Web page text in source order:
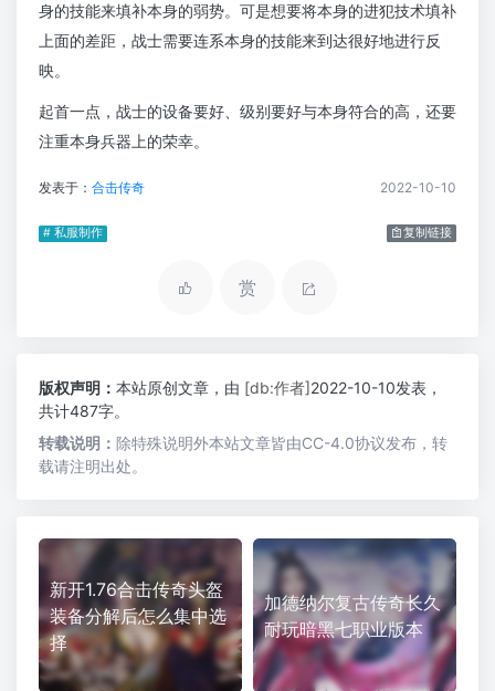
身的技能来填补本身的弱势。可是想要将本身的进犯技术填补
上面的差距，战士需要连系本身的技能来到达很好地进行反
映。
起首一点，战士的设备要好、级别要好与本身符合的高，还要
注重本身兵器上的荣幸。
发表于： 合击传奇 2022-10-10
# 私服制作 复制链接
赏
版权声明： 本站原创文章，由 [db:作者]2022-10-10发表，
共计487字。
转载说明： 除特殊说明外本站文章皆由CC-4.0协议发布，转
载请注明出处。
新开1.76合击传奇头盔
装备分解后怎么集中选
择
加德纳尔复古传奇长久
耐玩暗黑七职业版本